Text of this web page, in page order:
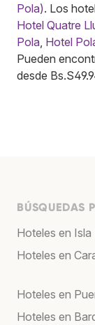
Pola). Los
Hotel Quatre
Pola, Hotel
Pueden
desde
BÚSQUEDAS
Hoteles en Isla
Hoteles en
Hoteles en
Hoteles en